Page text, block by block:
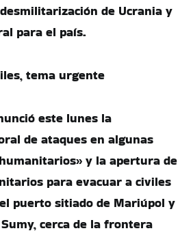
de Ucrania y
para el país.
tema urgente
este lunes la
de ataques en algunas
y la apertura de
para evacuar a civiles
puerto sitiado de Mariúpol y
cerca de la frontera